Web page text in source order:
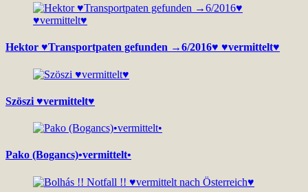
Hektor ♥Transportpaten gefunden →6/2016♥ ♥vermittelt♥
Szöszi ♥vermittelt♥
Pako (Bogancs)•vermittelt•